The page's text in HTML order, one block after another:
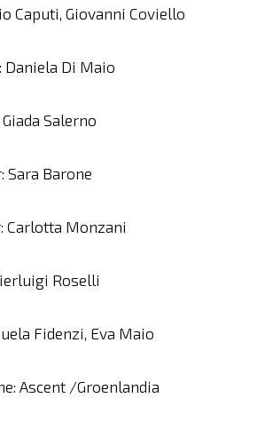
Caputi, Giovanni Coviello
Daniela Di Maio
Salerno
Sara Barone
Carlotta Monzani
Roselli
Fidenzi, Eva Maio
Ascent /Groenlandia